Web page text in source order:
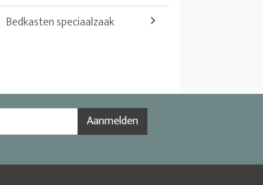
Bedkasten speciaalzaak
Aanmelden